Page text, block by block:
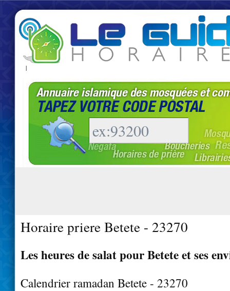
|
Horaire priere Betete - 23270
Les heures de salat pour Betete et ses
Calendrier ramadan Betete - 23270